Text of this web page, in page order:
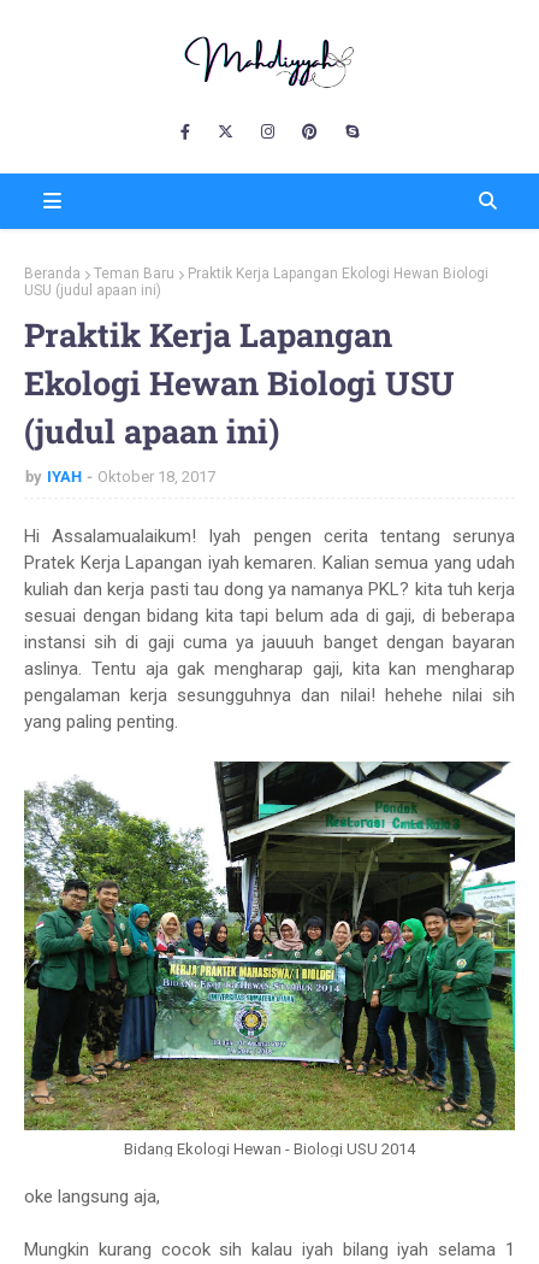
Beranda Teman Baru
Praktik Kerja Lapangan Ekologi Hewan Biologi
USU (judul apaan ini)
Praktik Kerja Lapangan
Ekologi Hewan Biologi USU
(judul apaan ini)
by IYAH Oktober 18, 2017
Hi Assalamualaikum! Iyah pengen cerita tentang serunya
Pratek Kerja Lapangan iyah kemaren. Kalian semua yang udah
kuliah dan kerja pasti tau dong ya namanya PKL? kita tuh kerja
sesuai dengan bidang kita tapi belum ada di gaji, di beberapa
instansi sih di gaji cuma ya jauuuh banget dengan bayaran
aslinya. Tentu aja gak mengharap gaji, kita kan mengharap
pengalaman kerja sesungguhnya dan nilai! hehehe nilai sih
yang paling penting.
Bidang Ekologi Hewan - Biologi USU 2014
oke langsung aja,
Mungkin kurang cocok sih kalau iyah bilang iyah selama 1